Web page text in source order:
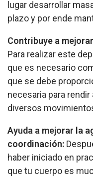
lugar desarrollar
plazo y por ende
Contribuye a
Para realizar este
que es necesario
que se debe
necesaria para
diversos
Ayuda a mejorar la
coordinación:
haber iniciado en
que tu cuerpo es